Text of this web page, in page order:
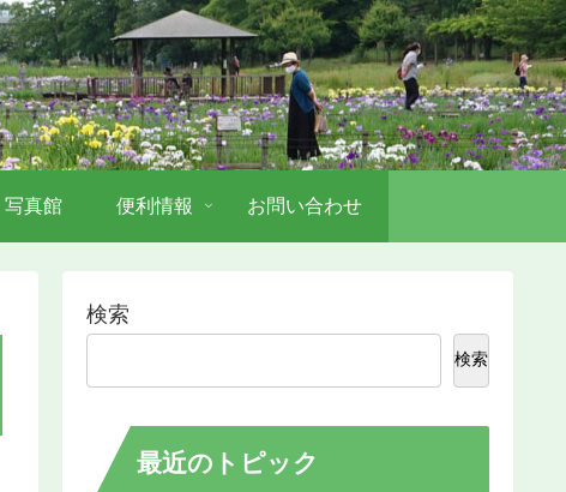
写真館 便利情報 お問い合わせ
検索
検索
最近のトピック